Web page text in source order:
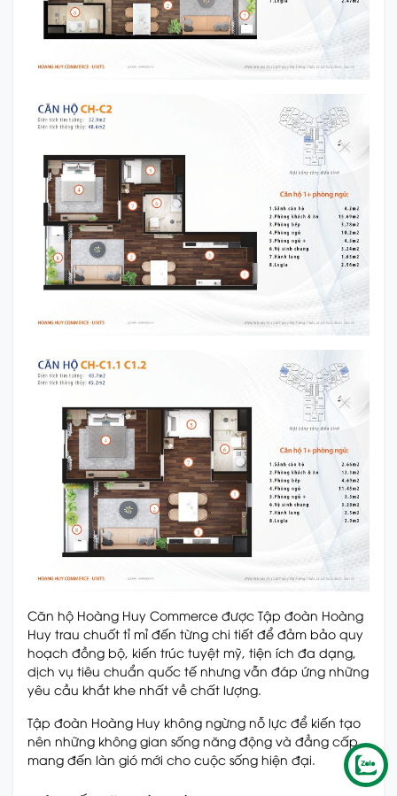
Căn hộ Hoàng Huy Commerce được Tập đoàn Hoàng
Huy trau chuốt tỉ mỉ đến từng chi tiết để đảm bảo quy
hoạch đồng bộ, kiến trúc tuyệt mỹ, tiện ích đa dạng,
dịch vụ tiêu chuẩn quốc tế nhưng vẫn đáp ứng những
yêu cầu khắt khe nhất về chất lượng.
Tập đoàn Hoàng Huy không ngừng nỗ lực để kiến tạo
nên những không gian sống năng động và đẳng cấp,
mang đến làn gió mới cho cuộc sống hiện đại.